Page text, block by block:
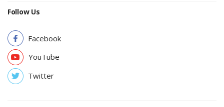
Follow Us
Facebook
YouTube
Twitter